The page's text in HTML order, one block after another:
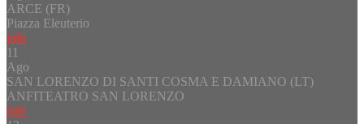
ARCE (FR)
Piazza Eleuterio
info
11
Ago
SAN LORENZO DI SANTI COSMA E DAMIANO (LT)
ANFITEATRO SAN LORENZO
info